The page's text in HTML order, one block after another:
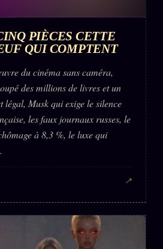
PIÈCES CETTE
QUI COMPTENT
du cinéma sans caméra,
des millions de livres et un
légal, Musk qui exige le silence
les faux journaux russes, le
à 8,3 %, le luxe qui
↗